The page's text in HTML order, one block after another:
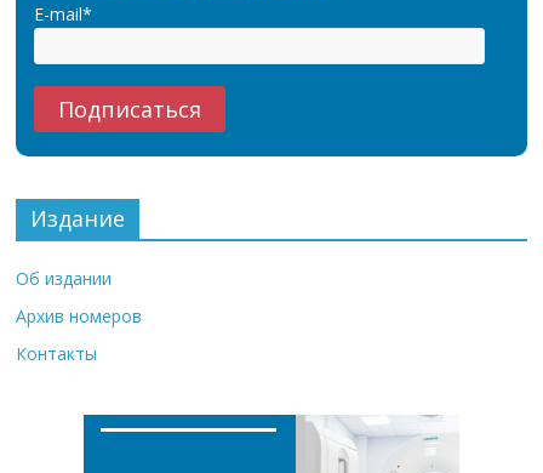
E-mail*
Издание
Об издании
Архив номеров
Контакты